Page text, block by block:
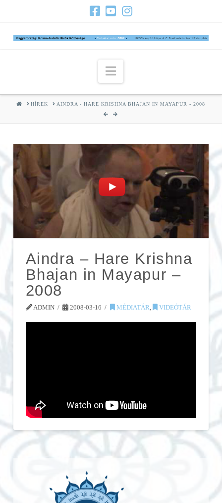
Navigation
HOMEHÍREK AINDRA - HARE KRISHNA BHAJAN IN MAYAPUR - 2008
Aindra – Hare Krishna
Bhajan in Mayapur –
2008
ADMIN 2008-03-16 MÉDIATÁR, VIDEÓTÁR